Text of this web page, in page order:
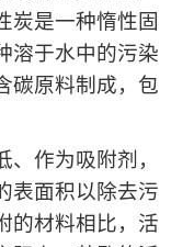
炭是一种惰性固
溶于水中的污染
碳原料制成，包
、作为吸附剂，
表面积以除去污
的材料相比，活